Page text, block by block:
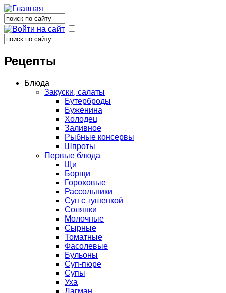
Форма поиска
Поиск
Поиск
Рецепты
Блюда
Закуски, салаты
Бутерброды
Буженина
Холодец
Заливное
Рыбные консервы
Шпроты
Первые блюда
Щи
Борщи
Гороховые
Рассольники
Суп с тушенкой
Солянки
Молочные
Сырные
Томатные
Фасолевые
Бульоны
Суп-пюре
Супы
Уха
Лагман